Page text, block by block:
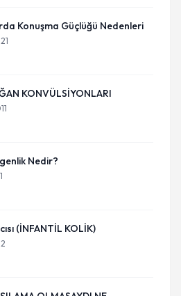
Konuşma Güçlüğü Nedenleri
KONVÜLSİYONLARI
Nedir?
(İNFANTİL KOLİK)